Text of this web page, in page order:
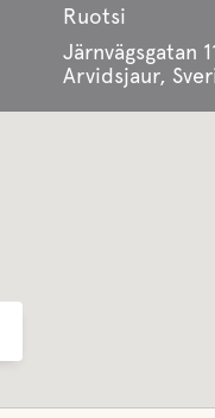
Noin
Ruotsi
Järnvägsgatan
Arvidsjaur,